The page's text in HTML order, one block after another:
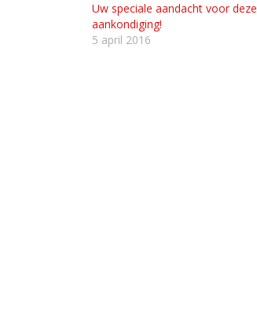
Uw speciale aandacht voor deze
aankondiging!
5 april 2016